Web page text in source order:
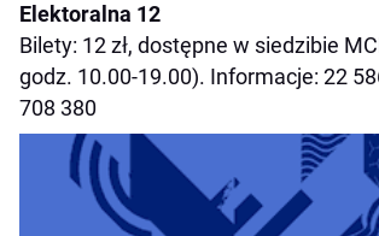
Elektoralna 12
Bilety: 12 zł, dostępne w siedzibie
godz. 10.00-19.00). Informacje: 22
708 380